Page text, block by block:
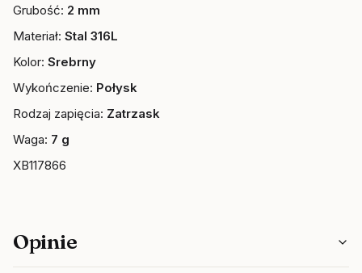
Grubość: 2 mm
Materiał: Stal 316L
Kolor: Srebrny
Wykończenie: Połysk
Rodzaj zapięcia: Zatrzask
Waga: 7 g
XB117866
Opinie